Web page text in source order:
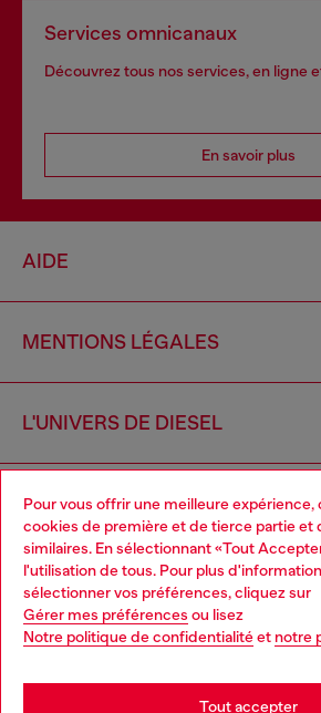
Pour vous offrir une meilleure expérience,
cookies de première et de tierce partie et
similaires. En sélectionnant «Tout
l'utilisation de tous. Pour plus
sélectionner vos préférences, cliquez sur
Gérer mes préférences ou lisez
Notre politique de confidentialitéet notre
Tout accepter
Services omnicanaux
Découvrez tous nos services, en ligne
En savoir plus
AIDE
MENTIONS LÉGALES
L'UNIVERS DE DIESEL
CORPORATE
Country: FR
Choose your location
You are currently browsing France
may be based in United States